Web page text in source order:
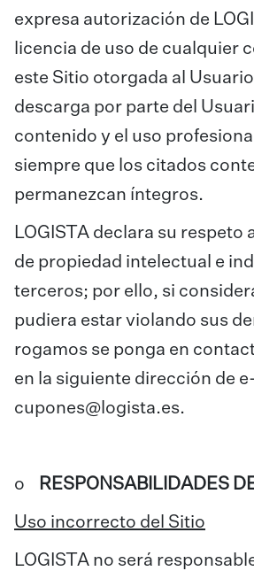
expresa autorización de
licencia de uso de cualquier
este Sitio otorgada al
descarga por parte del
contenido y el uso
siempre que los citados
permanezcan íntegros.
LOGISTA declara su respeto
de propiedad intelectual e
terceros; por ello, si
pudiera estar violando sus
rogamos se ponga en
en la siguiente dirección de
cupones@logista.es.
o RESPONSABILIDADES
Uso incorrecto del Sitio
LOGISTA no será